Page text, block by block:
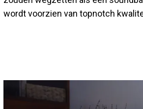
wordt voorzien van topnotch